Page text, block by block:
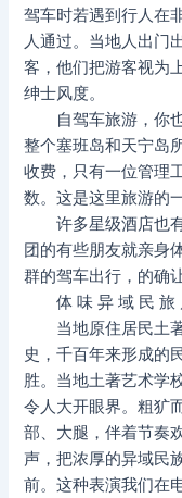
驾车时若遇到行人在
人通过。当地人出门
客，他们把游客视为
绅士风度。
自驾车旅游，你也
整个塞班岛和天宁岛
收费，只有一位管理
数。这是这里旅游的
许多星级酒店也有
团的有些朋友就亲身
群的驾车出行，的确
体 味 异 域 民 旅
当地原住居民土著
史，千百年来形成的
胜。当地土著艺术学
令人大开眼界。粗犷
部、大腿，伴着节奏
声，把浓厚的异域民
前。这种表演我们在